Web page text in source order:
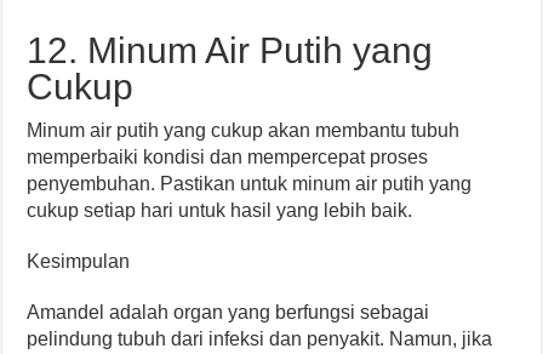
12. Minum Air Putih yang
Cukup
Minum air putih yang cukup akan membantu tubuh
memperbaiki kondisi dan mempercepat proses
penyembuhan. Pastikan untuk minum air putih yang
cukup setiap hari untuk hasil yang lebih baik.
Kesimpulan
Amandel adalah organ yang berfungsi sebagai
pelindung tubuh dari infeksi dan penyakit. Namun, jika